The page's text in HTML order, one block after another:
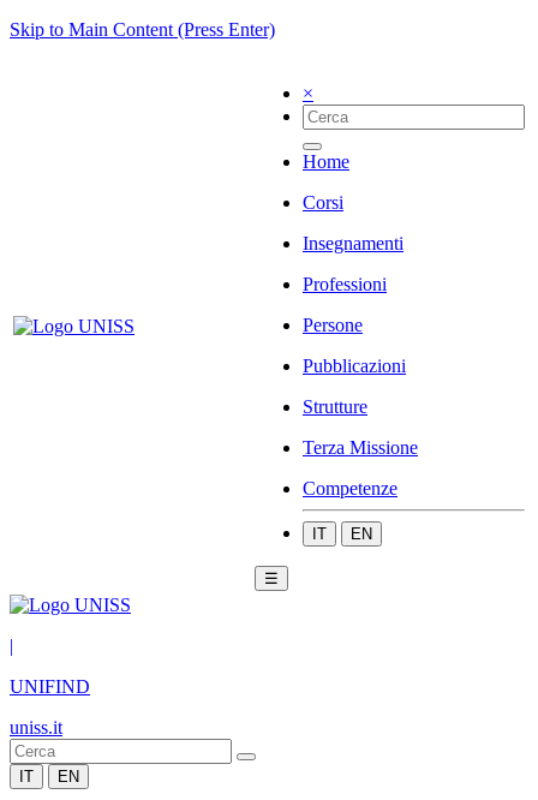
Skip to Main Content (Press Enter)
×
Home
Corsi
Insegnamenti
Professioni
Persone
Pubblicazioni
Strutture
Terza Missione
Competenze
IT EN
☰
|
UNIFIND
uniss.it
IT EN